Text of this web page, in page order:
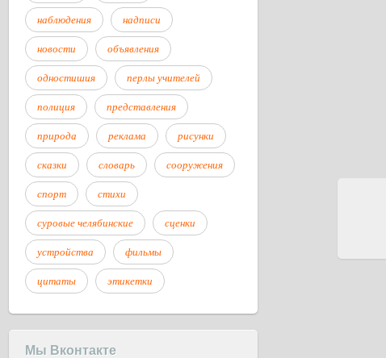
наблюдения надписи
новости объявления
одностишия перлы учителей
полиция представления
природа реклама рисунки
сказки словарь сооружения
спорт стихи
суровые челябинские сценки
устройства фильмы
цитаты этикетки
Мы Вконтакте